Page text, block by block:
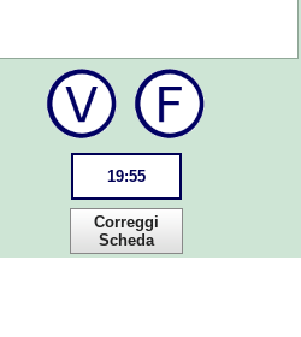
19:55
Correggi
Scheda